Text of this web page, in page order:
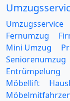
Umzugsservice
Fernumzug
Mini Umzug
Seniorenumzug
Entrümpelung
Möbellift